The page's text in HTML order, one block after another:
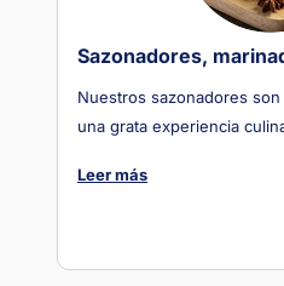
Sazonadores,
Nuestros sazonadores
una grata experiencia
Leer más